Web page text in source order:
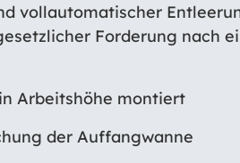
vollautomatischer
Forderung nach
Arbeitshöhe montiert
der Auffangwanne